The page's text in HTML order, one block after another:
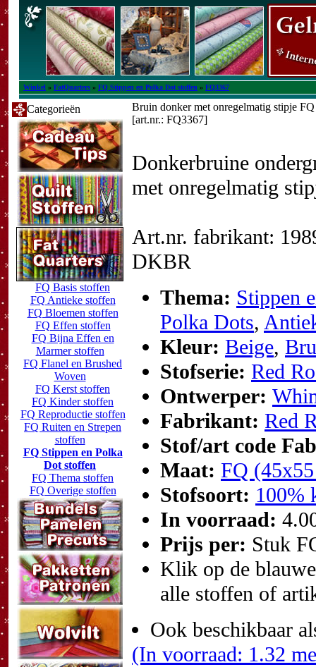
Winkel » FatQuarters » FQ Stippen en Polka Dot stoffen » FQ3367
Categorieën
FQ Basis stoffen
FQ Antieke stoffen
FQ Bloemen stoffen
FQ Effen stoffen
FQ Bijna Effen en
Marmer stoffen
FQ Flanel en Brushed
Woven
FQ Kerst stoffen
FQ Kinder stoffen
FQ Reproductie stoffen
FQ Ruiten en Strepen
stoffen
FQ Stippen en Polka
Dot stoffen
FQ Thema stoffen
FQ Overige stoffen
Bruin donker met onregelmatig stipje FQ
[art.nr.: FQ3367]
Donkerbruine
met onregelmatig
Art.nr. fabrikant:
DKBR
Thema: Stippen
Polka Dots,
Kleur: Beige,
Stofserie: Red
Ontwerper:
Fabrikant: Red
Stof/art code
Maat: FQ
Stofsoort: 100%
In voorraad:
Prijs per: Stuk
Klik op de
alle stoffen of
Ook beschikbaar
(In voorraad: 1.32